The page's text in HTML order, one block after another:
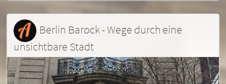
Berlin Barock - Wege durch eine
unsichtbare Stadt